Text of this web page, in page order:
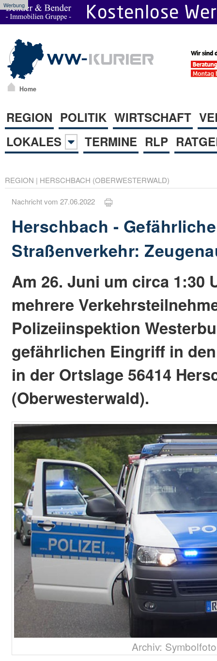
Werbung
Home
REGION POLITIK WIRTSCHAFT
LOKALES
TERMINE RLP
REGION | HERSCHBACH (OBERWESTERWALD)
Nachricht vom 27.06.2022
Herschbach -
Straßenverkehr:
Am 26. Juni um circa 1:30
mehrere
Polizeiinspektion
gefährlichen Eingriff in
in der Ortslage 56414
(Oberwesterwald).
Archiv: Symbolfoto